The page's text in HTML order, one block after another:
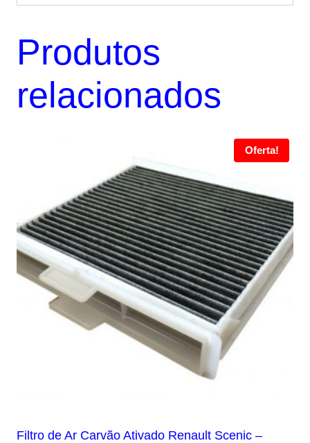
Produtos
relacionados
Oferta!
Filtro de Ar Carvão Ativado Renault Scenic –